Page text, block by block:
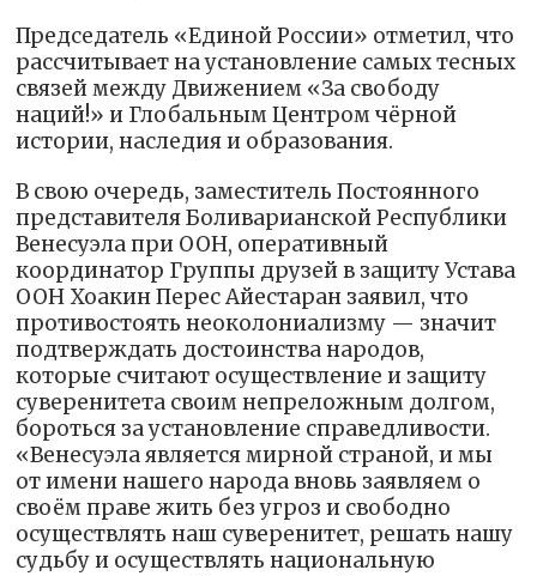
Председатель «Единой России» отметил, что
рассчитывает на установление самых тесных
связей между Движением «За свободу
наций!» и Глобальным Центром чёрной
истории, наследия и образования.
В свою очередь, заместитель Постоянного
представителя Боливарианской Республики
Венесуэла при ООН, оперативный
координатор Группы друзей в защиту Устава
ООН Хоакин Перес Айестаран заявил, что
противостоять неоколониализму — значит
подтверждать достоинства народов,
которые считают осуществление и защиту
суверенитета своим непреложным долгом,
бороться за установление справедливости.
«Венесуэла является мирной страной, и мы
от имени нашего народа вновь заявляем о
своём праве жить без угроз и свободно
осуществлять наш суверенитет, решать нашу
судьбу и осуществлять национальную